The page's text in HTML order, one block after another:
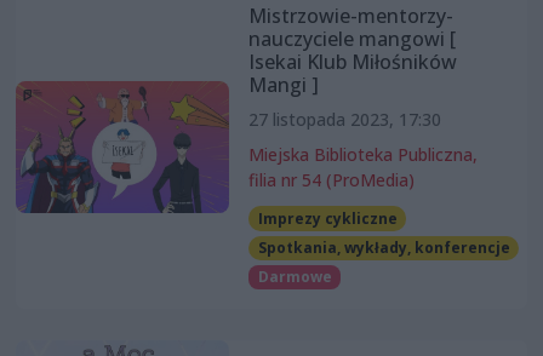
Mistrzowie-mentorzy-
nauczyciele mangowi [
Isekai Klub Miłośników
Mangi ]
27 listopada 2023, 17:30
Miejska Biblioteka Publiczna,
filia nr 54 (ProMedia)
Imprezy cykliczne
Spotkania, wykłady, konferencje
Darmowe